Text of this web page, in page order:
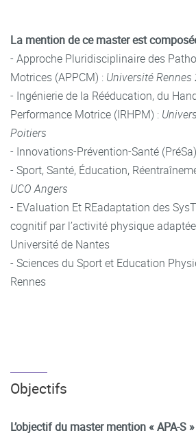
La mention de ce master est
- Approche Pluridisciplinaire des
Motrices (APPCM) : Université Rennes
- Ingénierie de la Rééducation, du
Performance Motrice (IRHPM) :
Poitiers
- Innovations-Prévention-Santé
- Sport, Santé, Éducation,
UCOAngers
- EValuation Et REadaptation des
cognitif par l’activité physique adaptée
Université de Nantes
- Sciences du Sport et Education
Rennes
Objectifs
L’objectif du master mention « APA-S